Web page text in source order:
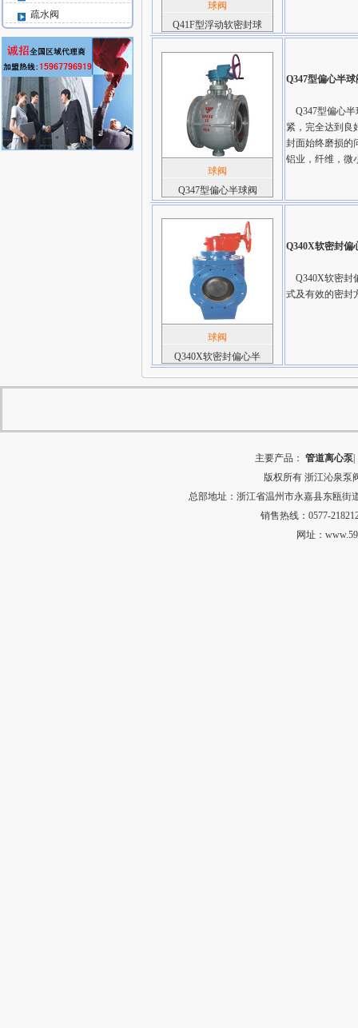
疏水阀
球阀
Q41F型浮动软密封球
球阀
Q347型偏心半球阀
Q347型偏心半球
Q347型偏心半
紧，完全达到良
封面始终磨损的
铝业，纤维，微
球阀
Q340X软密封偏心半
Q340X软密封偏
Q340X软密封
式及有效的密封
主要产品： 管道离心泵
版权所有 浙江沁泉泵
总部地址：浙江省温州市永嘉县东瓯街
销售热线：0577-
网址：